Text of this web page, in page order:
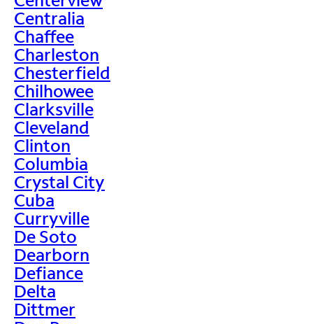
Centralia
Chaffee
Charleston
Chesterfield
Chilhowee
Clarksville
Cleveland
Clinton
Columbia
Crystal City
Cuba
Curryville
De Soto
Dearborn
Defiance
Delta
Dittmer